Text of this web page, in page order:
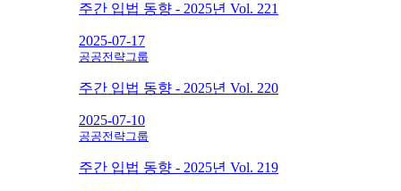
주간 입법 동향 - 2025년 Vol. 221
2025-07-17
공공전략그룹
주간 입법 동향 - 2025년 Vol. 220
2025-07-10
공공전략그룹
주간 입법 동향 - 2025년 Vol. 219